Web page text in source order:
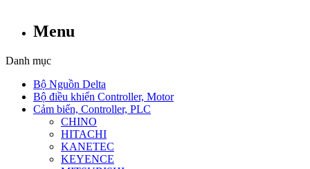
Menu
Danh mục
Bộ Nguồn Delta
Bộ điều khiển Controller, Motor
Cảm biến, Controller, PLC
CHINO
HITACHI
KANETEC
KEYENCE